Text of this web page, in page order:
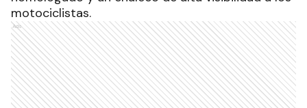
motociclistas.
Ads